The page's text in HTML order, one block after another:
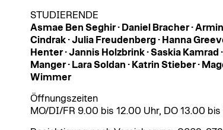
STUDIERENDE
Asmae Ben Seghir · Daniel Bracher ·
Cindrak · Julia Freudenberg · Hanna
Henter · Jannis Holzbrink · Saskia Kamrad
Manger · Lara Soldan · Katrin Stieber ·
Wimmer
Öffnungszeiten
MO/DI/FR 9.00 bis 12.00 Uhr, DO 13.00 bis